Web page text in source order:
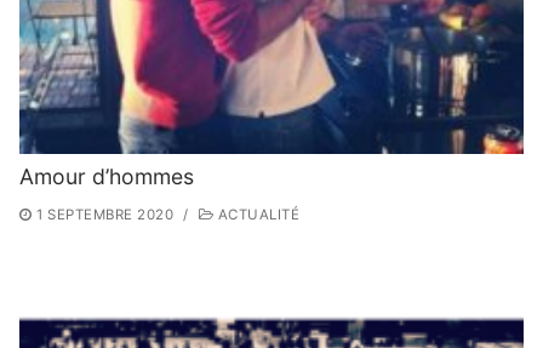
Amour d’hommes
1 SEPTEMBRE 2020 / ACTUALITÉ